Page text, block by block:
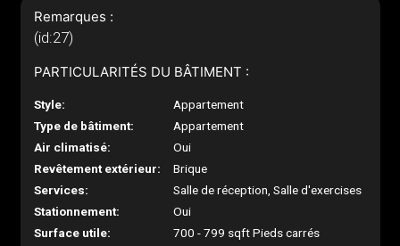
Remarques :
(id:27)
PARTICULARITÉS DU BÂTIMENT :
Style:
Appartement
Type de bâtiment:
Appartement
Air climatisé:
Oui
Revêtement extérieur:
Brique
Services:
Salle de réception, Salle d'exercises
Stationnement:
Oui
Surface utile:
700 - 799 sqft Pieds carrés